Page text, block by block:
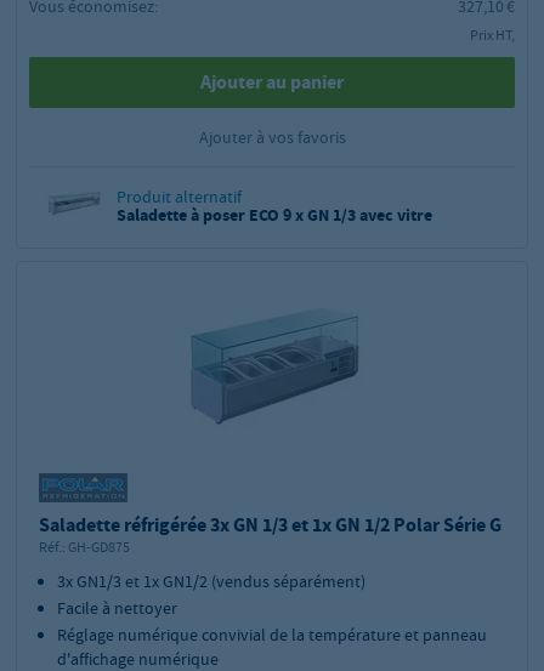
Vous économisez: 327,10 €
Prix HT,
Ajouter au panier
Ajouter à vos favoris
Produit alternatif
Saladette à poser ECO 9 x GN 1/3 avec vitre
Saladette réfrigérée 3x GN 1/3 et 1x GN 1/2 Polar Série G
Réf.: GH-GD875
3x GN1/3 et 1x GN1/2 (vendus séparément)
Facile à nettoyer
Réglage numérique convivial de la température et panneau
d'affichage numérique